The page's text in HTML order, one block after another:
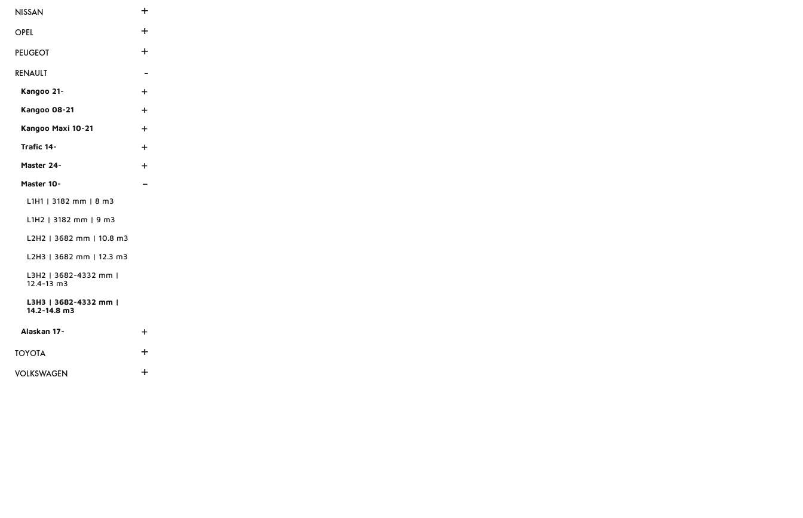
NISSAN +
OPEL +
PEUGEOT +
RENAULT -
Kangoo 21- +
Kangoo 08-21 +
Kangoo Maxi 10-21 +
Trafic 14- +
Master 24- +
Master 10- -
L1H1 | 3182 mm | 8 m3
L1H2 | 3182 mm | 9 m3
L2H2 | 3682 mm | 10.8 m3
L2H3 | 3682 mm | 12.3 m3
L3H2 | 3682-4332 mm |
12.4-13 m3
L3H3 | 3682-4332 mm |
14.2-14.8 m3
Alaskan 17- +
TOYOTA +
VOLKSWAGEN +